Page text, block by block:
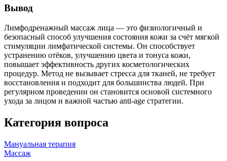
Вывод
Лимфодренажный массаж лица — это физиологичный и
безопасный способ улучшения состояния кожи за счёт мягкой
стимуляции лимфатической системы. Он способствует
устранению отёков, улучшению цвета и тонуса кожи,
повышает эффективность других косметологических
процедур. Метод не вызывает стресса для тканей, не требует
восстановления и подходит для большинства людей. При
регулярном проведении он становится основой системного
ухода за лицом и важной частью anti-age стратегии.
Категория вопроса
Мануальная терапия
Массаж